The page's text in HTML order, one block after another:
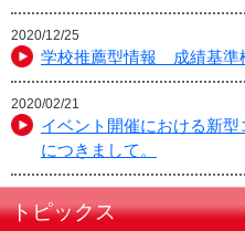
2020/12/25
学校推薦型情報 成績基
2020/02/21
イベント開催における新
につきまして。
トピックス